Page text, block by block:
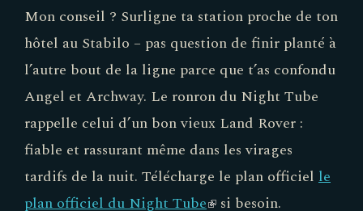
Mon conseil ? Surligne ta station proche de ton
hôtel au Stabilo – pas question de finir planté à
l’autre bout de la ligne parce que t’as confondu
Angel et Archway. Le ronron du Night Tube
rappelle celui d’un bon vieux Land Rover :
fiable et rassurant même dans les virages
tardifs de la nuit. Télécharge le plan officiel le
plan officiel du Night Tube(linksi besoin.